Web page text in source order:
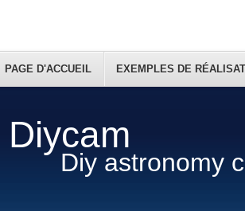
Diycam
Diy astronomy
PAGE D'ACCUEIL EXEMPLES DE